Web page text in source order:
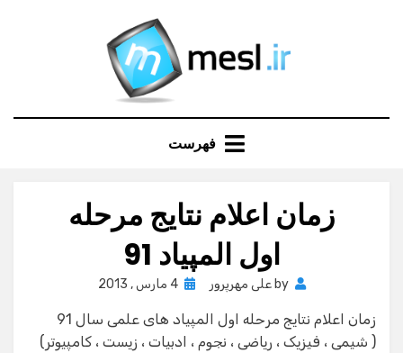
فهرست
زمان اعلام نتایج مرحله
اول المپیاد 91
by علی مهرپرور
Posted
4 مارس , 2013
زمان اعلام نتایج مرحله اول المپیاد های علمی سال 91
( شیمی ، فیزیک ، ریاضی ، نجوم ، ادبیات ، زیست ، کامپیوتر)